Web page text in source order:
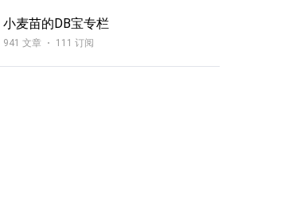
小麦苗的DB宝专栏
941 文章 111 订阅